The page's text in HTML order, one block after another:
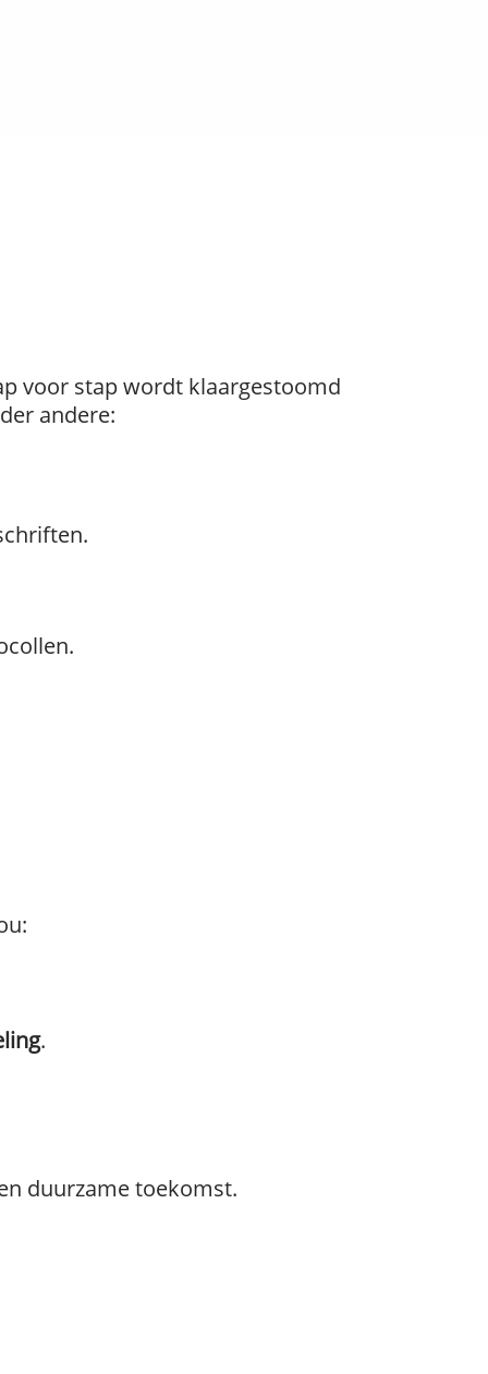
voor stap wordt klaargestoomd
andere:
.
duurzame toekomst.